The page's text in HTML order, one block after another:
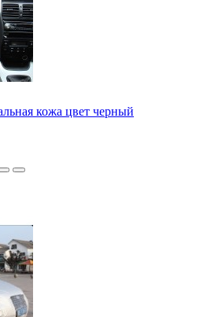
кожа цвет черный